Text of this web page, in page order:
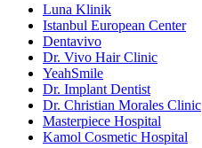
Luna Klinik
Istanbul European Center
Dentavivo
Dr. Vivo Hair Clinic
YeahSmile
Dr. Implant Dentist
Dr. Christian Morales Clinic
Masterpiece Hospital
Kamol Cosmetic Hospital